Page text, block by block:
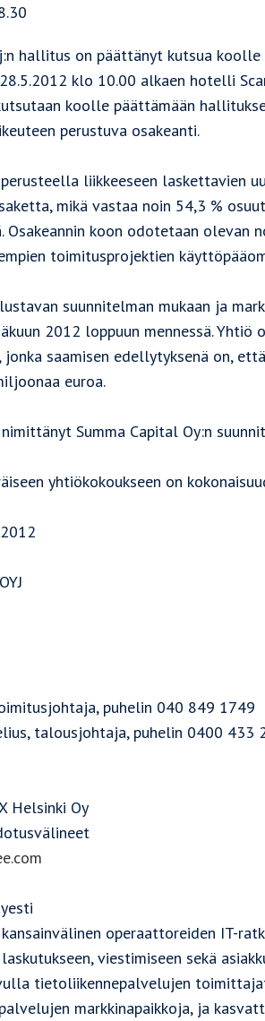
hallitus on päättänyt kutsua
klo 10.00 alkaen hotelli
koolle päättämään
perustuva osakeanti.
liikkeeseen laskettavien
mikä vastaa noin 54,3 %
Osakeannin koon odotetaan olevan
toimitusprojektien
suunnitelman mukaan ja
2012 loppuun mennessä.
saamisen edellytyksenä on,
euroa.
Summa Capital Oy:n
yhtiökokoukseen on
puhelin 040 849 1749
talousjohtaja, puhelin 0400 433
Helsinki Oy
operaattoreiden IT-
viestimiseen sekä
tietoliikennepalvelujen
markkinapaikkoja, ja